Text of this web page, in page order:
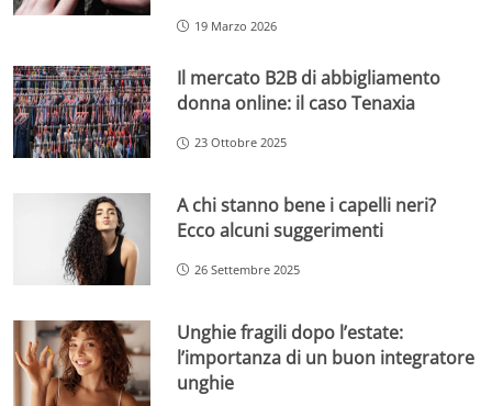
19 Marzo 2026
Il mercato B2B di abbigliamento
donna online: il caso Tenaxia
23 Ottobre 2025
A chi stanno bene i capelli neri?
Ecco alcuni suggerimenti
26 Settembre 2025
Unghie fragili dopo l’estate:
l’importanza di un buon integratore
unghie